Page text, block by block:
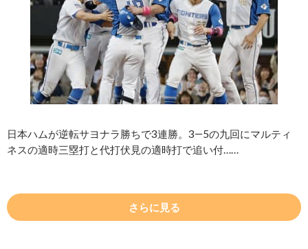
日本ハムが逆転サヨナラ勝ちで3連勝。3―5の九回にマルティ
ネスの適時三塁打と代打伏見の適時打で追い付……
さらに見る